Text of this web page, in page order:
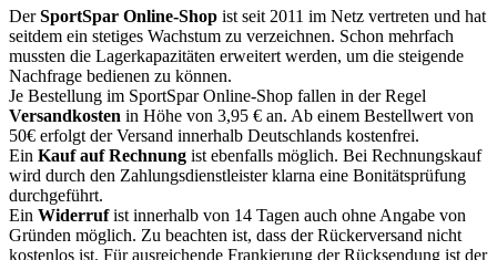
DerSportSpar Online-Shop ist seit 2011 im Netz vertreten und hat
seitdem ein stetiges Wachstum zu verzeichnen. Schon mehrfach
mussten die Lagerkapazitäten erweitert werden, um die steigende
Nachfrage bedienen zu können.
Je Bestellung im SportSpar Online-Shop fallen in der Regel
Versandkosten in Höhe von 3,95 € an. Ab einem Bestellwert von
50€ erfolgt der Versand innerhalb Deutschlands kostenfrei.
Ein Kauf auf Rechnung ist ebenfalls möglich. Bei Rechnungskauf
wird durch den Zahlungsdienstleister klarna eine Bonitätsprüfung
durchgeführt.
Ein Widerrufist innerhalb von 14 Tagen auch ohne Angabe von
Gründen möglich. Zu beachten ist, dass der Rückerversand nicht
kostenlos ist. Für ausreichende Frankierung der Rücksendung ist der